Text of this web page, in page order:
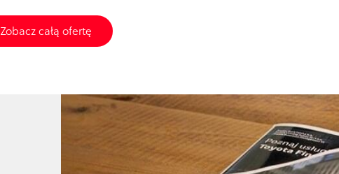
Zobacz całą ofertę